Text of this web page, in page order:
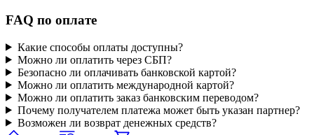
FAQ по оплате
Какие способы оплаты доступны?
Можно ли оплатить через СБП?
Безопасно ли оплачивать банковской картой?
Можно ли оплатить международной картой?
Можно ли оплатить заказ банковским переводом?
Почему получателем платежа может быть указан партнер?
Возможен ли возврат денежных средств?